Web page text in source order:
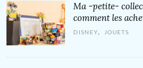
Ma -petite-
comment les
DISNEY, JOUETS